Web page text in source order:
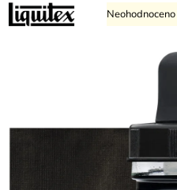
Průměrné
hodnocení
Neohodnoceno